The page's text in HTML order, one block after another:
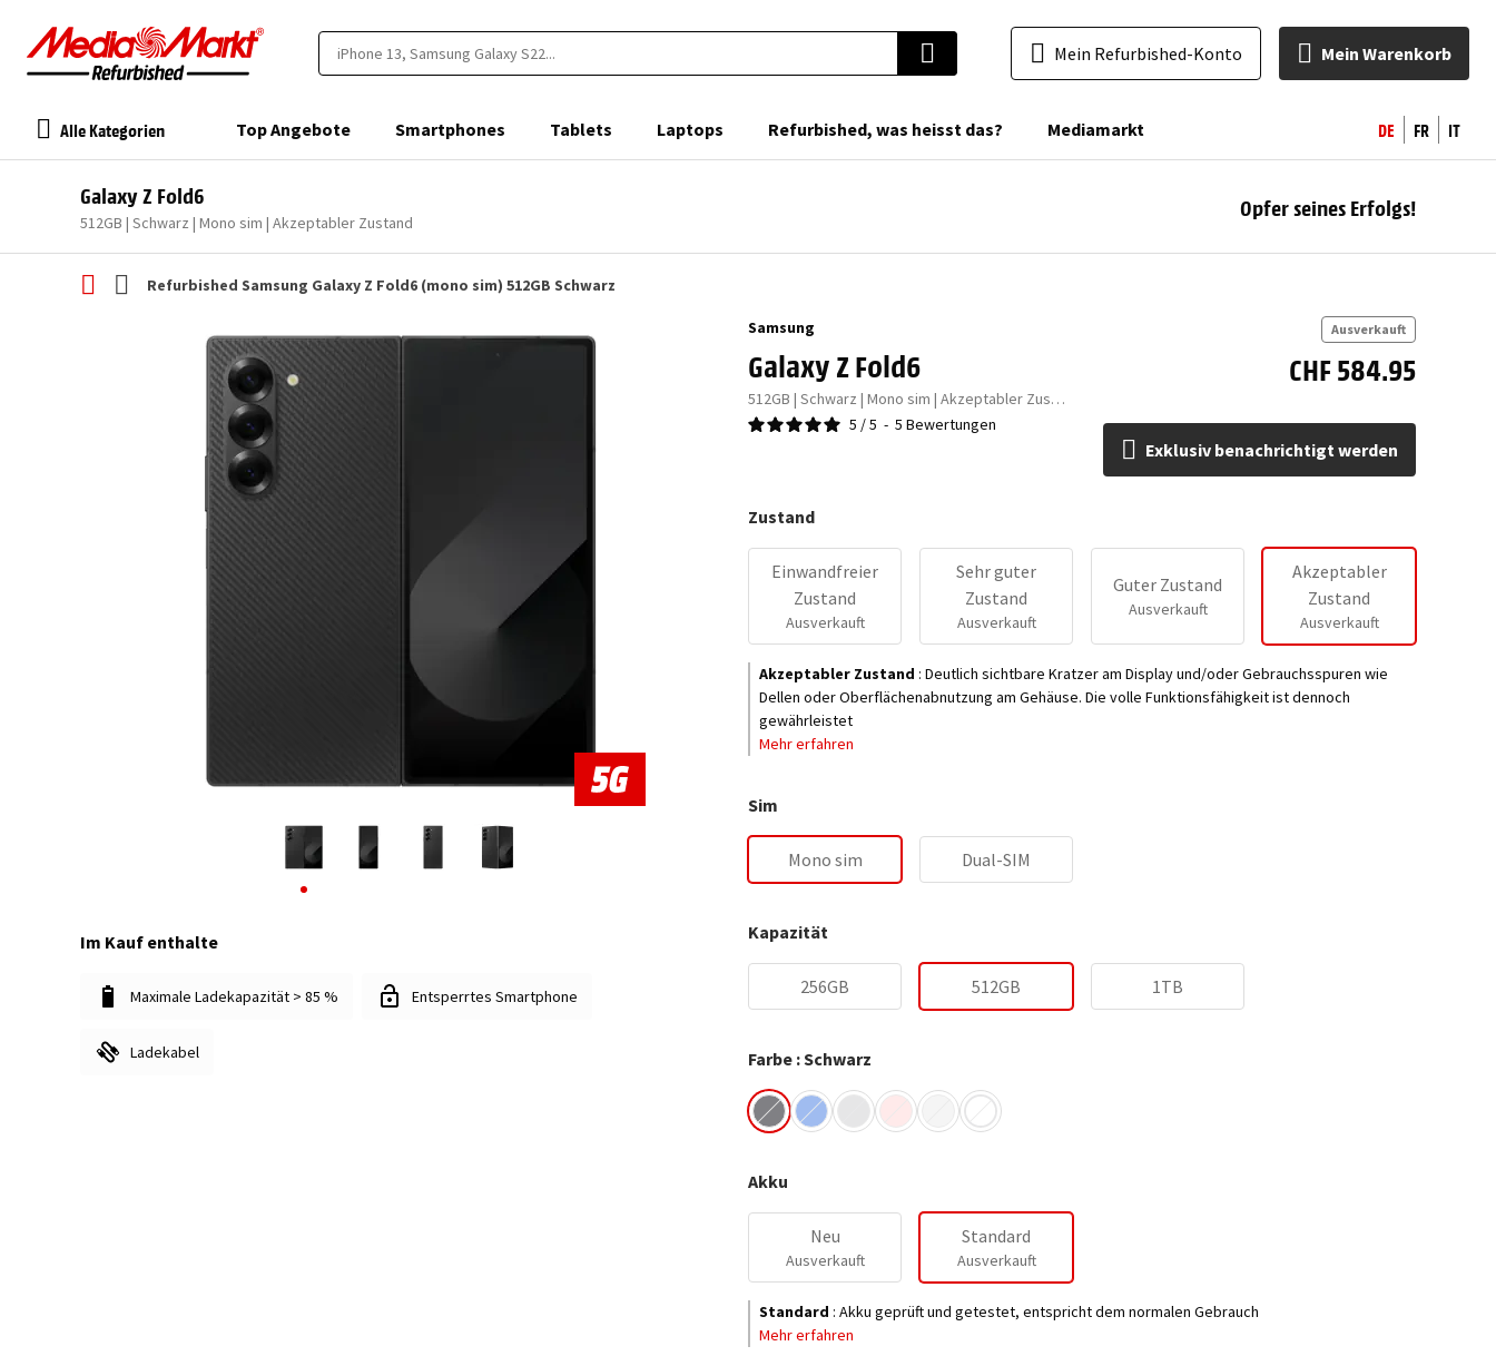
Mein Refurbished-Konto Mein Warenkorb
Alle Kategorien Top Angebote Smartphones Tablets Laptops Refurbished, was heisst das? Mediamarkt DE FR IT
Galaxy Z Fold6
512GB | Schwarz | Mono sim | Akzeptabler Zustand
Opfer seines Erfolgs!
Refurbished Samsung Galaxy Z Fold6 (mono sim) 512GB Schwarz
Samsung
Galaxy Z Fold6
512GB | Schwarz | Mono sim | Akzeptabler Zustand
5 /5 - 5 Bewertungen
Ausverkauft
Im Kauf enthalte
Maximale Ladekapazität > 85 % Entsperrtes Smartphone
Ladekabel
CHF 584.95
Exklusiv benachrichtigt werden
Zustand
Einwandfreier
Zustand
Ausverkauft
Sehr guter
Zustand
Ausverkauft
Guter Zustand
Ausverkauft
Akzeptabler
Zustand
Ausverkauft
Akzeptabler Zustand : Deutlich sichtbare Kratzer am Display und/oder Gebrauchsspuren wie
Dellen oder Oberflächenabnutzung am Gehäuse. Die volle Funktionsfähigkeit ist dennoch
gewährleistet
Mehr erfahren
Sim
Mono sim Dual-SIM
Kapazität
256GB 512GB 1TB
Farbe : Schwarz
Akku
Neu
Ausverkauft
Standard
Ausverkauft
Standard : Akku geprüft und getestet, entspricht dem normalen Gebrauch
Mehr erfahren